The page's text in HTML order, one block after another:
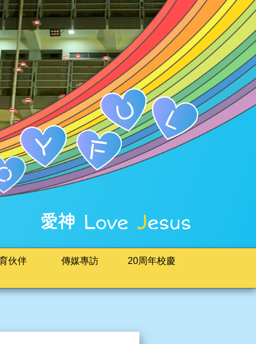
伙伴 傳媒專訪 20周年校慶